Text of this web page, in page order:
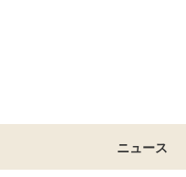
ニュース